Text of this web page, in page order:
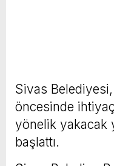
Sivas
öncesinde
yönelik yakacak
başlattı.